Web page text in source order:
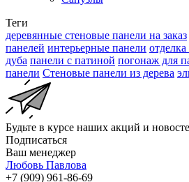
Теги
деревянные стеновые панели на заказ
панелей интерьерные панели
дуба панели с патиной погонаж для
панели Стеновые панели из дерева
Будьте в курсе наших акций и
Подписаться
Ваш менеджер
Любовь Павлова
+7 (909) 961-86-69